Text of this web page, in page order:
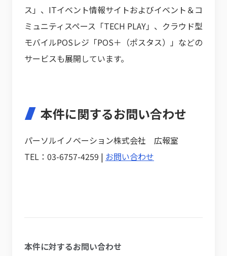
ス」、ITイベント情報サイトおよびイベント＆コ
ミュニティスペース「TECH PLAY」、クラウド型
モバイルPOSレジ「POS＋（ポスタス）」などの
サービスも展開しています。
本件に関するお問い合わせ
パーソルイノベーション株式会社 広報室
TEL：03-6757-4259 | お問い合わせ
本件に対するお問い合わせ